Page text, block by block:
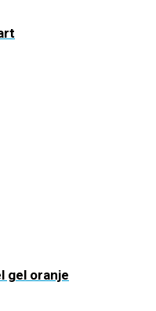
gel oranje